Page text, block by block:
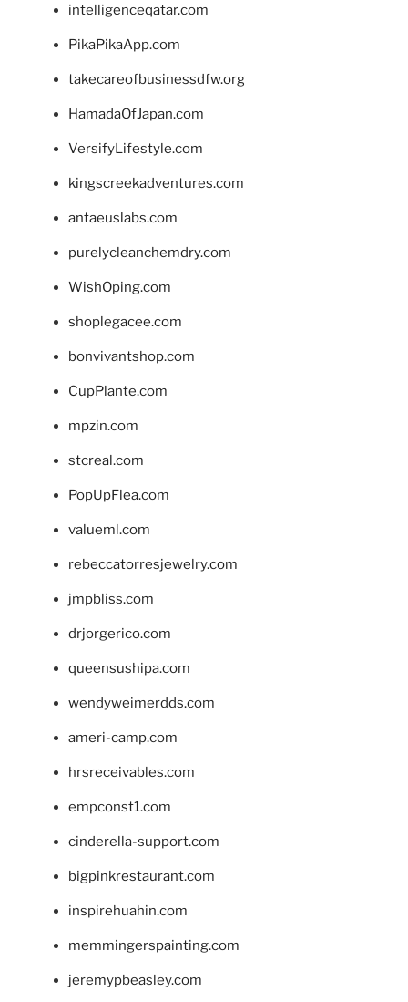
intelligenceqatar.com
PikaPikaApp.com
takecareofbusinessdfw.org
HamadaOfJapan.com
VersifyLifestyle.com
kingscreekadventures.com
antaeuslabs.com
purelycleanchemdry.com
WishOping.com
shoplegacee.com
bonvivantshop.com
CupPlante.com
mpzin.com
stcreal.com
PopUpFlea.com
valueml.com
rebeccatorresjewelry.com
jmpbliss.com
drjorgerico.com
queensushipa.com
wendyweimerdds.com
ameri-camp.com
hrsreceivables.com
empconst1.com
cinderella-support.com
bigpinkrestaurant.com
inspirehuahin.com
memmingerspainting.com
jeremypbeasley.com